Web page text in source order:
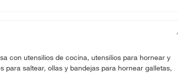
con utensilios de cocina, utensilios para hornear y
saltear, ollas y bandejas para hornear galletas,